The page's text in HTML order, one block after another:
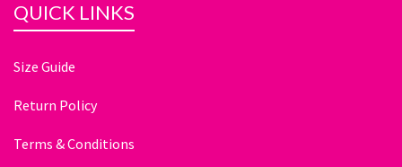
QUICK LINKS
Size Guide
Return Policy
Terms & Conditions